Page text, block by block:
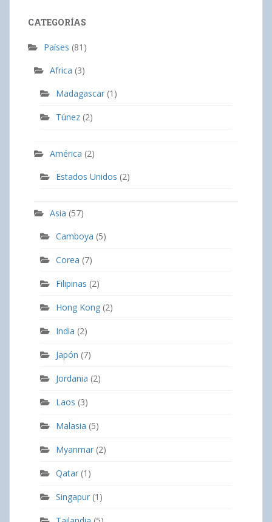
CATEGORÍAS
Países (81)
Africa (3)
Madagascar (1)
Túnez (2)
América (2)
Estados Unidos (2)
Asia (57)
Camboya (5)
Corea (7)
Filipinas (2)
Hong Kong (2)
India (2)
Japón (7)
Jordania (2)
Laos (3)
Malasia (5)
Myanmar (2)
Qatar (1)
Singapur (1)